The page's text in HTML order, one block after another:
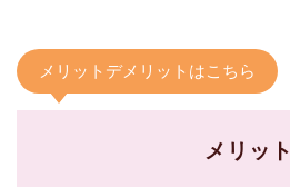
メリットデメリットはこちら
メリット